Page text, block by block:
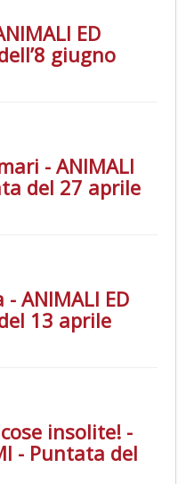
ED
giugno
- ANIMALI
del 27 aprile
ANIMALI ED
13 aprile
insolite! -
- Puntata del